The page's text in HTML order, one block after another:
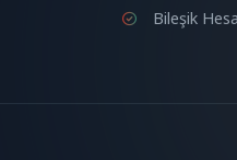
Bileşik